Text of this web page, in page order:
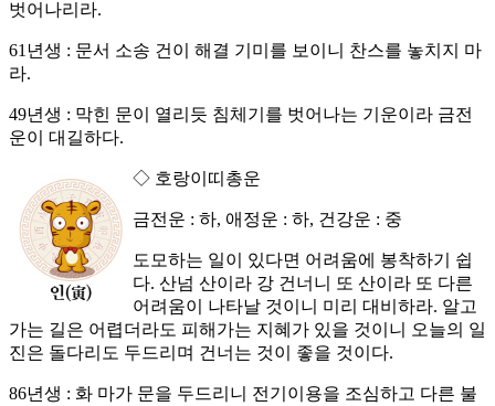
벗어나리라.
61년생 : 문서 소송 건이 해결 기미를 보이니 찬스를 놓치지 마
라.
49년생 : 막힌 문이 열리듯 침체기를 벗어나는 기운이라 금전
운이 대길하다.
◇ 호랑이띠총운
금전운 : 하, 애정운 : 하, 건강운 : 중
도모하는 일이 있다면 어려움에 봉착하기 쉽
다. 산넘 산이라 강 건너니 또 산이라 또 다른
어려움이 나타날 것이니 미리 대비하라. 알고
가는 길은 어렵더라도 피해가는 지혜가 있을 것이니 오늘의 일
진은 돌다리도 두드리며 건너는 것이 좋을 것이다.
86년생 : 화 마가 문을 두드리니 전기이용을 조심하고 다른 불